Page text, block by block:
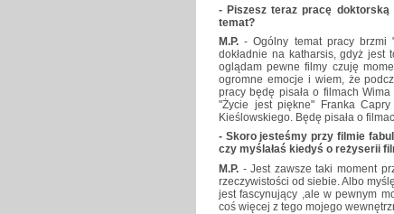
- Piszesz teraz pracę doktorską
temat?
M.P.- Ogólny temat pracy brzmi
dokładnie na katharsis, gdyż jest
oglądam pewne filmy czuję
ogromne emocje i wiem, że
pracy będę pisała o filmach
"Życie jest piękne" Franka
Kieślowskiego. Będę pisała o
- Skoro jesteśmy przy filmie
czy myślałaś kiedyś o reżyserii
M.P. - Jest zawsze taki moment
rzeczywistości od siebie. Albo
jest fascynujący ,ale w pewnym
coś więcej z tego mojego